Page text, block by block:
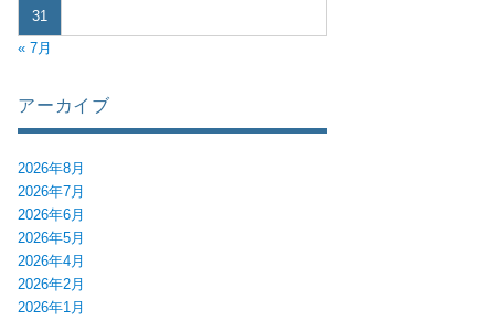
考える研修会” の
31
« 7月
アーカイブ
2026年8月
2026年7月
2026年6月
2026年5月
2026年4月
2026年2月
2026年1月